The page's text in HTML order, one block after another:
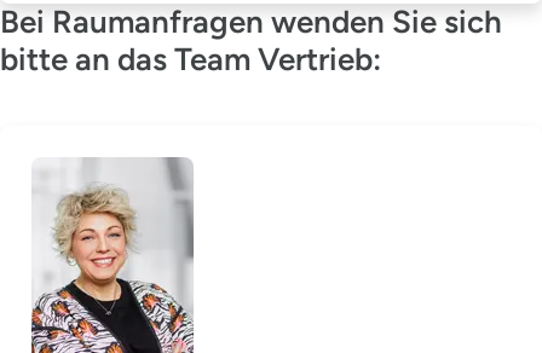
Bei Raumanfragen wenden Sie sich
bitte an das Team Vertrieb: